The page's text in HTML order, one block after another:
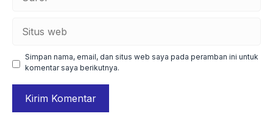
web
Simpan nama, email, dan situs web saya pada peramban ini untuk
komentar saya berikutnya.